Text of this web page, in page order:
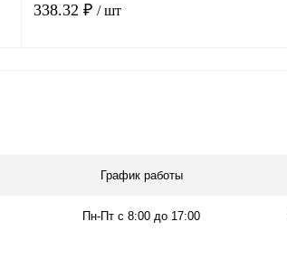
338.32 ₽ / шт
График работы
Пн-Пт с 8:00 до 17:00